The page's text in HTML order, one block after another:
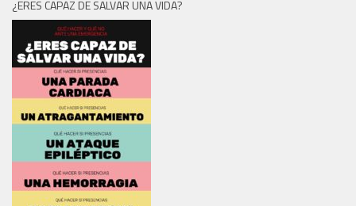
¿ERES CAPAZ DE SALVAR UNA VIDA?